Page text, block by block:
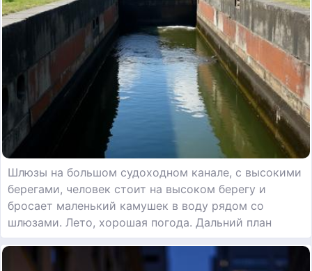
Шлюзы на большом судоходном канале, с высокими
берегами, человек стоит на высоком берегу и
бросает маленький камушек в воду рядом со
шлюзами. Лето, хорошая погода. Дальний план